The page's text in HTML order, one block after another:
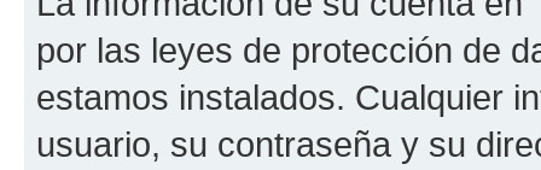
por las leyes de protección de
estamos instalados. Cualquier
usuario, su contraseña y su